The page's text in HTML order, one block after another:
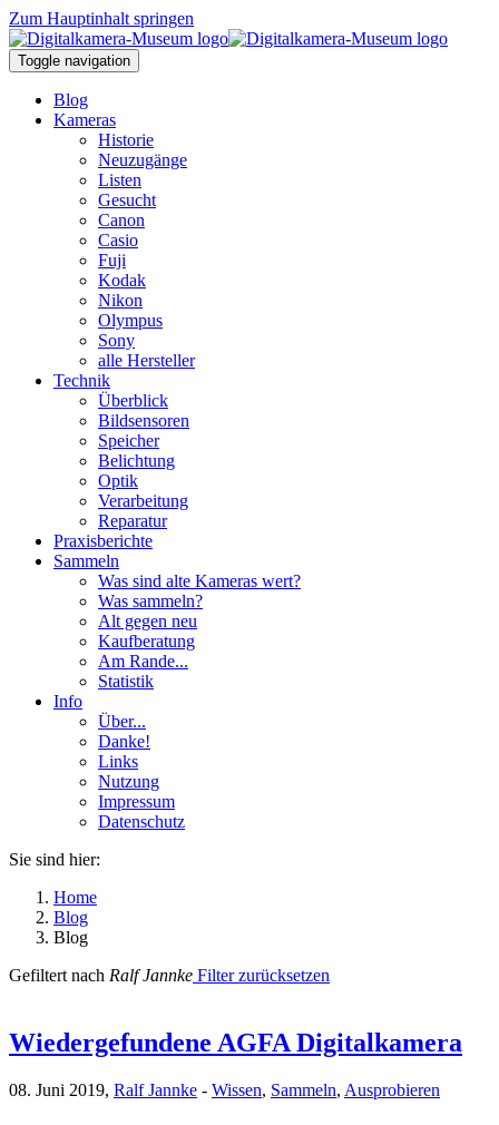
Zum Hauptinhalt springen
Toggle navigation
Blog
Kameras
Historie
Neuzugänge
Listen
Gesucht
Canon
Casio
Fuji
Kodak
Nikon
Olympus
Sony
alle Hersteller
Technik
Überblick
Bildsensoren
Speicher
Belichtung
Optik
Verarbeitung
Reparatur
Praxisberichte
Sammeln
Was sind alte Kameras wert?
Was sammeln?
Alt gegen neu
Kaufberatung
Am Rande...
Statistik
Info
Über...
Danke!
Links
Nutzung
Impressum
Datenschutz
Sie sind hier:
Home
Blog
Blog
Gefiltert nach Ralf Jannke Filter zurücksetzen
Wiedergefundene AGFA Digitalkamera
08. Juni 2019, Ralf Jannke - Wissen, Sammeln, Ausprobieren